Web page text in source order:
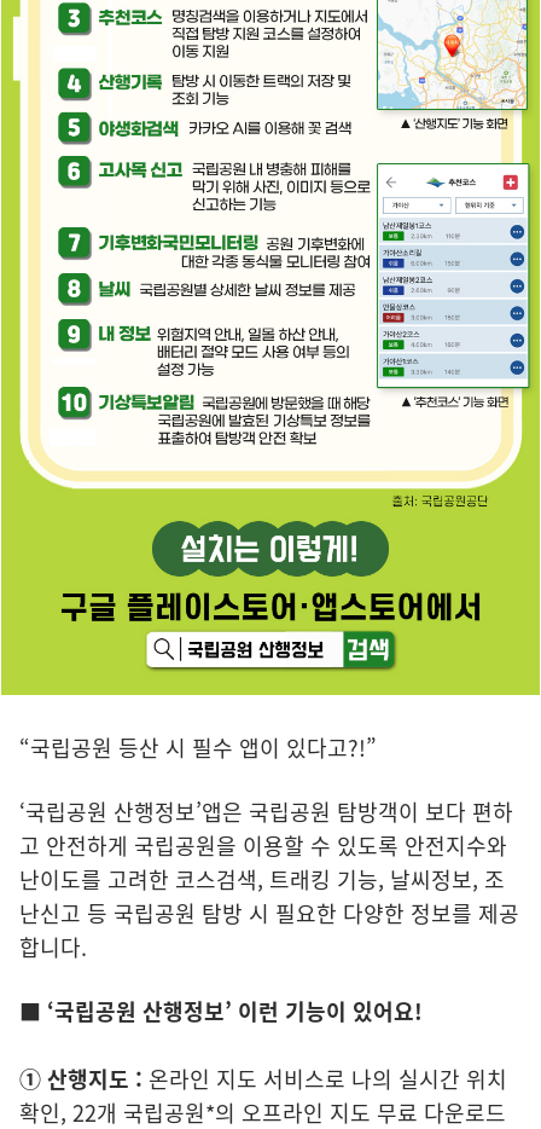
“국립공원 등산 시 필수 앱이 있다고?!”
‘국립공원 산행정보’앱은 국립공원 탐방객이 보다 편하
고 안전하게 국립공원을 이용할 수 있도록 안전지수와
난이도를 고려한 코스검색, 트래킹 기능, 날씨정보, 조
난신고 등 국립공원 탐방 시 필요한 다양한 정보를 제공
합니다.
■ ‘국립공원 산행정보’ 이런 기능이 있어요!
① 산행지도 : 온라인 지도 서비스로 나의 실시간 위치
확인, 22개 국립공원*의 오프라인 지도 무료 다운로드